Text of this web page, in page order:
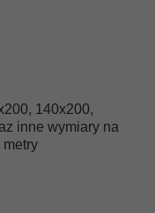
140x200,
inne wymiary na
metry